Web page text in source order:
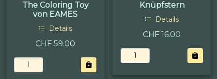
The Coloring Toy
von EAMES
Details
CHF 59.00
Knüpfstern
Details
CHF 16.00